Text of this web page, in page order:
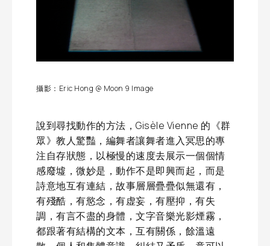
攝影：Eric Hong @ Moon 9 Image
說到尋找動作的方法，Gisèle Vienne 的《群
眾》教人驚豔，編舞者讓舞者進入冥思的專
注自存狀態，以極慢的速度去展示一個個情
感廢墟，微妙是，動作不是即興而起，而是
詩意地互有連結，故事層層疊疊似無還有，
有殘酷，有慾念，有虚妄，有壓抑，有失
調，有言不盡的身體，文字音樂光影煙霧，
都跟著有結構的文本，互有關係，餘溫遠